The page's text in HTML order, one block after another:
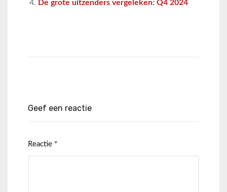
De grote uitzenders vergeleken: Q4 2024
Geef een reactie
Reactie *